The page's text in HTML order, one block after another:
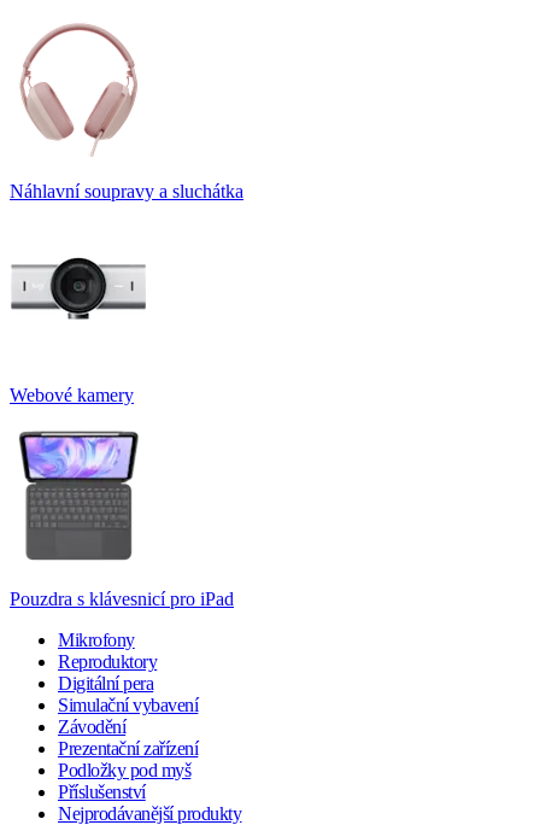
Náhlavní soupravy a sluchátka
Webové kamery
Pouzdra s klávesnicí pro iPad
Mikrofony
Reproduktory
Digitální pera
Simulační vybavení
Závodění
Prezentační zařízení
Podložky pod myš
Příslušenství
Nejprodávanější produkty